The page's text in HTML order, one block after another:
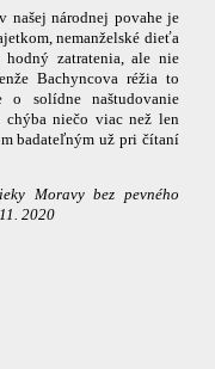
našej národnej povahe je
nemanželské dieťa
zatratenia, ale nie
Bachyncova réžia to
solídne naštudovanie
chýba niečo viac než len
badateľným už pri čítaní
Moravy bez pevného
2020